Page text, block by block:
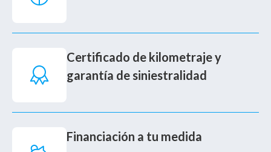
Certificado de kilometraje y
garantía de siniestralidad
Financiación a tu medida